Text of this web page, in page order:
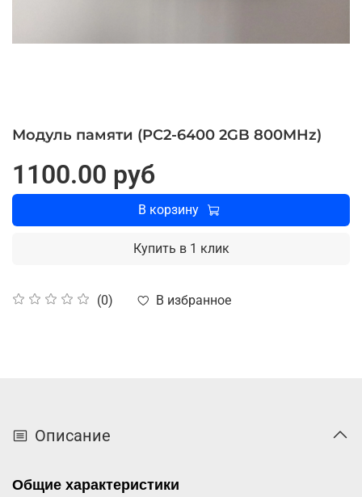
Модуль памяти (PC2-6400 2GB 800MHz)
(0) В избранное
1100.00 руб
В корзину
Купить в 1 клик
Описание
Общие характеристики